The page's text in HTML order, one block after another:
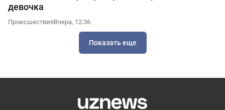
девочка
ПроисшествияВчера, 12:36
Показать еще